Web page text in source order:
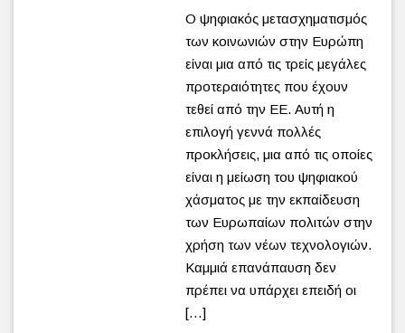
Ο ψηφιακός μετασχηματισμός
των κοινωνιών στην Ευρώπη
είναι μια από τις τρείς μεγάλες
προτεραιότητες που έχουν
τεθεί από την ΕΕ. Αυτή η
επιλογή γεννά πολλές
προκλήσεις, μια από τις οποίες
είναι η μείωση του ψηφιακού
χάσματος με την εκπαίδευση
των Ευρωπαίων πολιτών στην
χρήση των νέων τεχνολογιών.
Καμμιά επανάπαυση δεν
πρέπει να υπάρχει επειδή οι
[…]